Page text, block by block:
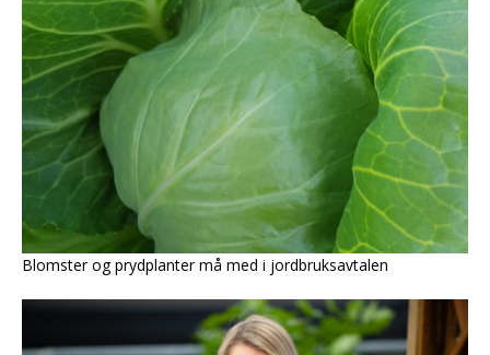
Blomster og prydplanter må med i jordbruksavtalen